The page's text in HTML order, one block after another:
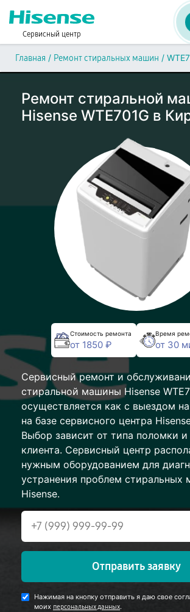
Сервисный центр
Главная / Ремонт стиральных машин /
Ремонт стиральной
Hisense WTE701G в
Стоимость ремонта
от 1850 ₽
Время
от 30
Сервисный ремонт и
стиральной машины Hisense
осуществляется как с выездом
на базе сервисного центра
Выбор зависит от типа поломки
клиента. Сервисный центр
нужным оборудованием для
устранения проблем стиральных
Hisense.
Отправить заявку
Нажимая на кнопку отправить я даю свое
моих персональных данных.